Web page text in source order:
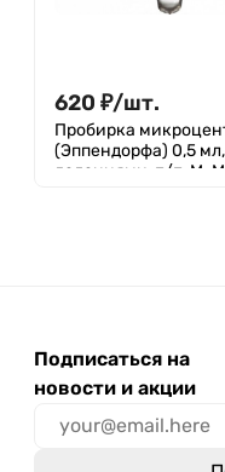
620 ₽/шт.
Пробирка
(Эппендорфа) 0,5
делениями, п/п, M.
Подписаться на
новости и акции